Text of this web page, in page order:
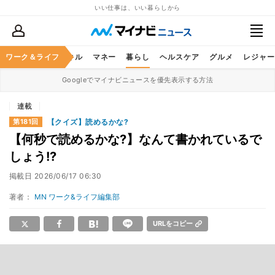
いい仕事は、いい暮らしから
ワーク＆ライフ
ア ビジネススキル マネー 暮らし ヘルスケア グルメ レジャー
Googleでマイナビニュースを優先表示する方法
連載
第181回 【クイズ】読めるかな?
【何秒で読めるかな?】なんて書かれているで
しょう!?
掲載日 2026/06/17 06:30
著者： MN ワーク&ライフ編集部
URLをコピー